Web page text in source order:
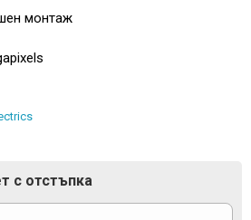
монтаж
с отстъпка